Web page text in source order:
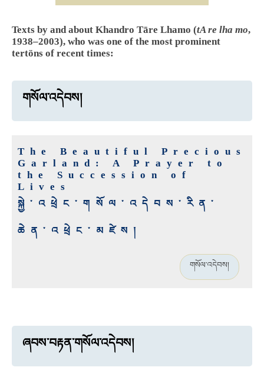
Texts by and about Khandro Tāre Lhamo (tA re lha mo,
1938–2003), who was one of the most prominent
tertöns of recent times:
གསོལ་འདེབས།
The Beautiful Precious
Garland: A Prayer to
the Succession of
Lives
སྐྱེ་འཕྲེང་གསོལ་འདེབས་རིན་
ཆེན་འཕྲེང་མཛེས།
གསོལ་འདེབས།
ཞབས་བརྟན་གསོལ་འདེབས།